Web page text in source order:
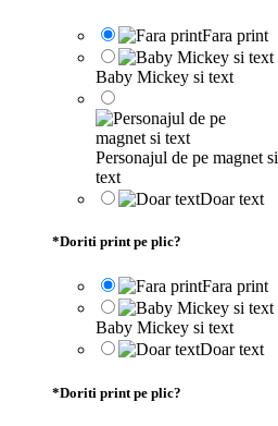
Fara print
Baby Mickey si text
Personajul de pe magnet si
text
Doar text
*Doriti print pe plic?
Fara print
Baby Mickey si text
Doar text
*Doriti print pe plic?